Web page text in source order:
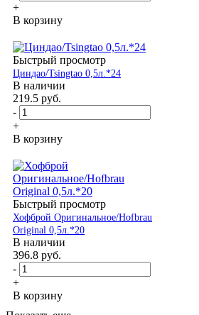
+
В корзину
Быстрый просмотр
Циндао/Tsingtao 0,5л.*24
В наличии
219.5 руб.
-
+
В корзину
Быстрый просмотр
Хофброй Оригинальное/Hofbrau
Original 0,5л.*20
В наличии
396.8 руб.
-
+
В корзину